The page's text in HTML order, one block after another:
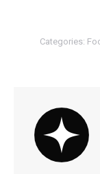
Categories: